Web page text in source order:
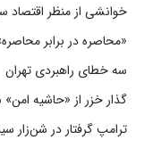
خوانشی از منظر اقتصاد
«محاصره در برابر
سه خطای راهبردی تهران
گذار خزر از «حاشیه امن»
ترامپ گرفتار در شن‌زار